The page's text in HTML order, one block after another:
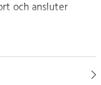
och ansluter